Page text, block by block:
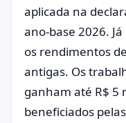
aplicada na
ano-base 2026.
os rendimentos
antigas. Os
ganham até R$ 5
beneficiados